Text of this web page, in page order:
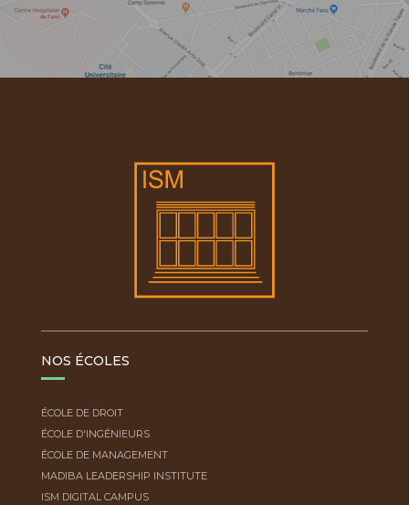
NOS ÉCOLES
ÉCOLE DE DROIT
ÉCOLE D'INGÉNIEURS
ÉCOLE DE MANAGEMENT
MADIBA LEADERSHIP INSTITUTE
ISM DIGITAL CAMPUS